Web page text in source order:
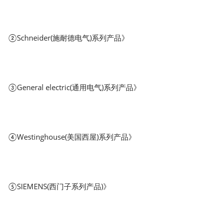
②Schneider(施耐德电气)系列产品》
③General electric(通用电气)系列产品》
④Westinghouse(美国西屋)系列产品》
⑤SIEMENS(西门子系列产品)》